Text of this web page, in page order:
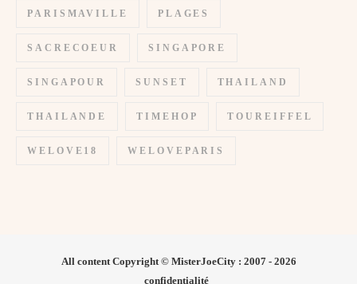
PARISMAVILLE PLAGES
SACRECOEUR SINGAPORE
SINGAPOUR SUNSET THAILAND
THAILANDE TIMEHOP TOUREIFFEL
WELOVE18 WELOVEPARIS
All content Copyright © MisterJoeCity : 2007 - 2026
confidentialité